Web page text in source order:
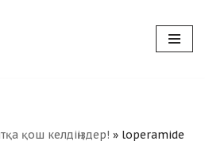
қош келдіңіздер! » loperamide